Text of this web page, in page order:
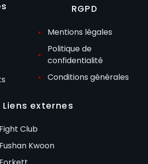
RGPD
Mentions légales
Politique de
confidentialité
Conditions générales
Liens externes
Fight Club
Fushan Kwoon